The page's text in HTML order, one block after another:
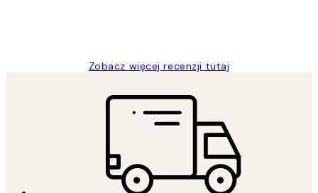
Zobacz więcej recenzji tutaj